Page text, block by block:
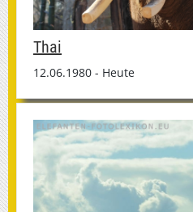
Thai
12.06.1980 - Heute